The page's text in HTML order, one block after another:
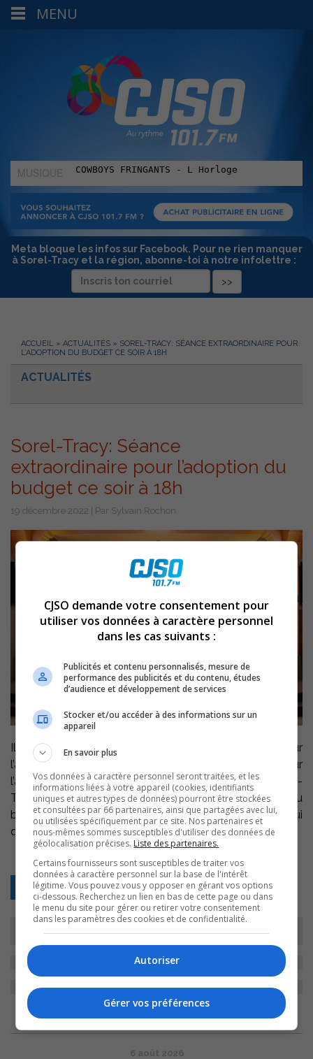
MUSIQUE
:
Meta bloque les infos sur Facebook. Pour ne rien manquer
à Sorel-Tracy et la région, abonne-toi à notre infolettre :
ACCUEIL » ACTUALITÉS » SOREL-TRACY: SÉANCE EXTRAORDINAIRE POUR
L’ADOPTION DU BUDGET CE SOIR À 18H
ACTUALITÉS
Sorel-Tracy: Séance
extraordinaire pour l’adoption du
budget ce soir à 18h
19 décembre 2022 | Par Sylvain Rochon
Il y aura une séance extraordinaire du conseil pour
l’adoption du budget de la Ville de Sorel-Tracy pour
l’année 2023, ce soir, à 18 h, à l’hôtel de ville de Sorel-
Tracy, 71, rue Charlotte. La séance extraordinaire du
budget sera suivie d’une autre séance extraordinaire qui
débutera à 18 h 30.
Retour
ARCHIVES
6 août 2026
MENU
CJSO demande votre consentement pour
utiliser vos données à caractère personnel
dans les cas suivants :
Publicités et contenu personnalisés, mesure de
performance des publicités et du contenu, études
d’audience et développement de services
Stocker et/ou accéder à des informations sur un
appareil
En savoir plus
Vos données à caractère personnel seront traitées, et les
informations liées à votre appareil (cookies, identifiants
uniques et autres types de données) pourront être stockées
et consultées par 66 partenaires, ainsi que partagées avec lui,
ou utilisées spécifiquement par ce site. Nos partenaires et
nous-mêmes sommes susceptibles d'utiliser des données de
géolocalisation précises. Liste des partenaires.
Certains fournisseurs sont susceptibles de traiter vos
données à caractère personnel sur la base de l'intérêt
légitime. Vous pouvez vous y opposer en gérant vos options
ci-dessous. Recherchez un lien en bas de cette page ou dans
le menu du site pour gérer ou retirer votre consentement
dans les paramètres des cookies et de confidentialité.
Autoriser
Gérer vos préférences